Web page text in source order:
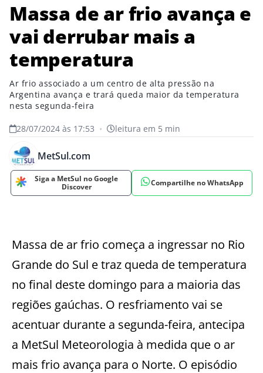
Massa de ar frio avança e
vai derrubar mais a
temperatura
Ar frio associado a um centro de alta pressão na
Argentina avança e trará queda maior da temperatura
nesta segunda-feira
28/07/2024 às 17:53 • leitura em 5 min
MetSul.com
Siga a MetSul no Google
Discover
Compartilhe no WhatsApp
Massa de ar frio começa a ingressar no Rio
Grande do Sul e traz queda de temperatura
no final deste domingo para a maioria das
regiões gaúchas. O resfriamento vai se
acentuar durante a segunda-feira, antecipa
a MetSul Meteorologia à medida que o ar
mais frio avança para o Norte. O episódio